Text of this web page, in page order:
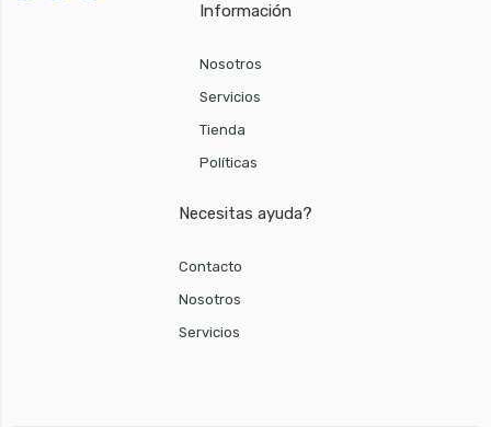
Información
Nosotros
Servicios
Tienda
Políticas
Necesitas ayuda?
Contacto
Nosotros
Servicios